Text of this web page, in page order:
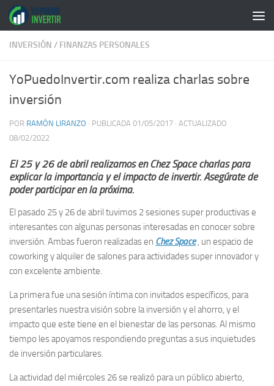
Saltar al contenido
INVERSIÓN / FINANZAS PERSONALES
YoPuedoInvertir.com realiza charlas sobre
inversión
POR RAMÓN LIRANZO · PUBLICADA 01/05/2017 · ACTUALIZADO
08/02/2022
El 25 y 26 de abril realizamos en Chez Space charlas para
explicar la importancia y el impacto de invertir. Asegúrate de
poder participar en la próxima.
El pasado 25 y 26 de abril tuvimos 2 sesiones super productivas e
interesantes con algunas personas interesadas en conocer sobre
inversión. Ambas fueron realizadas en Chez Space, un espacio de
coworking y alquiler de salones para actividades super innovador y
con excelente ambiente.
La primera fue una sesión íntima con invitados específicos, para
presentarles nuestra visión sobre la inversión y el ahorro, y el
impacto que este tiene en el bienestar de las personas. Al mismo
tiempo les apoyamos respondiendo preguntas a sus inquietudes
de inversión particulares.
La actividad del miércoles 26 se realizó para un público abierto,